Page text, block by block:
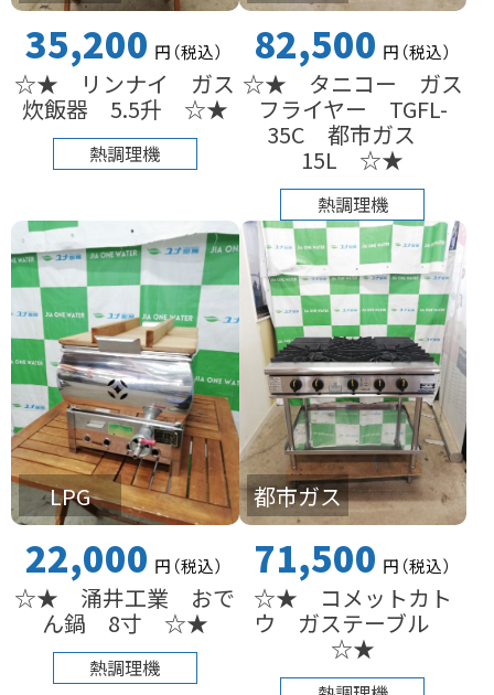
35,200 円（税込）
☆★ リンナイ ガス
炊飯器 5.5升 ☆★
熱調理機
82,500 円（税込）
☆★ タニコー ガス
フライヤー TGFL-
35C 都市ガス
15L ☆★
熱調理機
LPG
22,000 円（税込）
☆★ 涌井工業 おで
ん鍋 8寸 ☆★
熱調理機
都市ガス
71,500 円（税込）
☆★ コメットカト
ウ ガステーブル
☆★